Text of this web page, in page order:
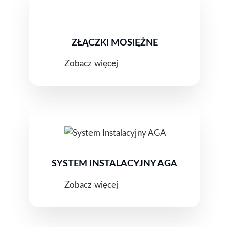
ZŁĄCZKI MOSIĘŻNE
Zobacz więcej
SYSTEM INSTALACYJNY AGA
Zobacz więcej